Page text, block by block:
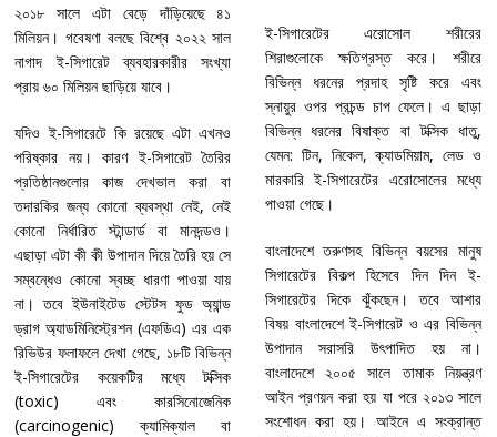
২০১৮ সালে এটা বেড়ে দাঁড়িয়েছে ৪১
মিলিয়ন। গবেষণা বলছে বিশ্বে ২০২২ সাল
নাগাদ ই-সিগারেট ব্যবহারকারীর সংখ্যা
প্রায় ৬০ মিলিয়ন ছাড়িয়ে যাবে।
যদিও ই-সিগারেটে কি রয়েছে এটা এখনও
পরিষ্কার নয়। কারণ ই-সিগারেট তৈরির
প্রতিষ্ঠানগুলোর কাজ দেখভাল করা বা
তদারকির জন্য কোনো ব্যবস্থা নেই, নেই
কোনো নির্ধারিত স্টান্ডার্ড বা মানদন্ডও।
এছাড়া এটা কী কী উপাদান দিয়ে তৈরি হয় সে
সম্বন্ধেও কোনো স্বচ্ছ ধারণা পাওয়া যায়
না। তবে ইউনাইটেড স্টেটস ফুড অ্যান্ড
ড্রাগ অ্যাডমিনিস্ট্রেশন (এফডিএ) এর এক
রিভিউর ফলাফলে দেখা গেছে, ১৮টি বিভিন্ন
ই-সিগারেটের কয়েকটির মধ্যে টক্সিক
(toxic) এবং কারসিনোজেনিক
(carcinogenic) ক্যামিক্যাল বা
ই-সিগারেটের এরোসোল শরীরের
শিরাগুলোকে ক্ষতিগ্রস্ত করে। শরীরে
বিভিন্ন ধরনের প্রদাহ সৃষ্টি করে এবং
স্নায়ুর ওপর প্রচন্ড চাপ ফেলে। এ ছাড়া
বিভিন্ন ধরনের বিষাক্ত বা টক্সিক ধাতু,
যেমন: টিন, নিকেল, ক্যাডমিয়াম, লেড ও
মারকারি ই-সিগারেটের এরোসোলের মধ্যে
পাওয়া গেছে।
বাংলাদেশে তরুণসহ বিভিন্ন বয়সের মানুষ
সিগারেটের বিকল্প হিসেবে দিন দিন ই-
সিগারেটের দিকে ঝুঁকছেন। তবে আশার
বিষয় বাংলাদেশে ই-সিগারেট ও এর বিভিন্ন
উপাদান সরাসরি উৎপাদিত হয় না।
বাংলাদেশে ২০০৫ সালে তামাক নিয়ন্ত্রণ
আইন প্রণয়ন করা হয় যা পরে ২০১৩ সালে
সংশোধন করা হয়। আইনে এ সংক্রান্ত